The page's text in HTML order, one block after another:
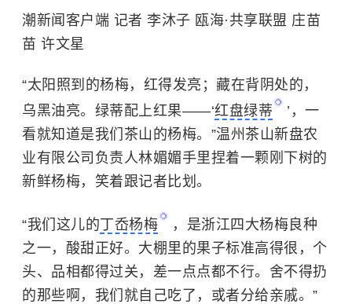
潮新闻客户端 记者 李沐子 瓯海·共享联盟 庄苗
苗 许文星
“太阳照到的杨梅，红得发亮；藏在背阴处的，
乌黑油亮。绿蒂配上红果——‘红盘绿蒂
’，一
看就知道是我们茶山的杨梅。”温州茶山新盘农
业有限公司负责人林媚媚手里捏着一颗刚下树的
新鲜杨梅，笑着跟记者比划。
“我们这儿的丁岙杨梅
，是浙江四大杨梅良种
之一，酸甜正好。大棚里的果子标准高得很，个
头、品相都得过关，差一点点都不行。舍不得扔
的那些啊，我们就自己吃了，或者分给亲戚。”